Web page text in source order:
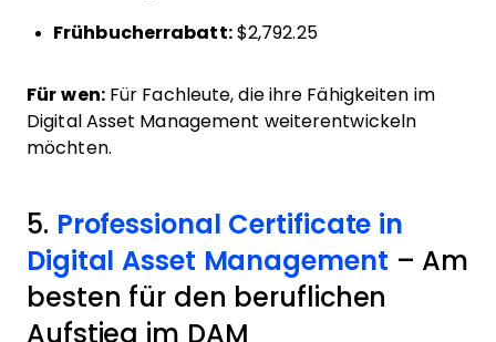
Frühbucherrabatt:$2,792.25
Für wen:Für Fachleute, die ihre Fähigkeiten im
Digital Asset Management weiterentwickeln
möchten.
5. Professional Certificate in
Digital Asset Management – Am
besten für den beruflichen
Aufstieg im DAM